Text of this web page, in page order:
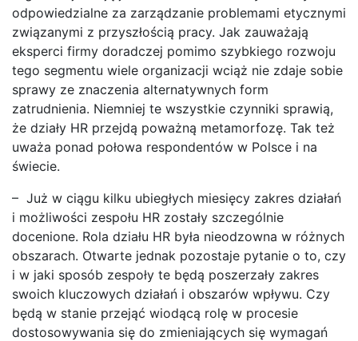
odpowiedzialne za zarządzanie problemami etycznymi
związanymi z przyszłością pracy. Jak zauważają
eksperci firmy doradczej pomimo szybkiego rozwoju
tego segmentu wiele organizacji wciąż nie zdaje sobie
sprawy ze znaczenia alternatywnych form
zatrudnienia. Niemniej te wszystkie czynniki sprawią,
że działy HR przejdą poważną metamorfozę. Tak też
uważa ponad połowa respondentów w Polsce i na
świecie.
– Już w ciągu kilku ubiegłych miesięcy zakres działań
i możliwości zespołu HR zostały szczególnie
docenione. Rola działu HR była nieodzowna w różnych
obszarach. Otwarte jednak pozostaje pytanie o to, czy
i w jaki sposób zespoły te będą poszerzały zakres
swoich kluczowych działań i obszarów wpływu. Czy
będą w stanie przejąć wiodącą rolę w procesie
dostosowywania się do zmieniających się wymagań